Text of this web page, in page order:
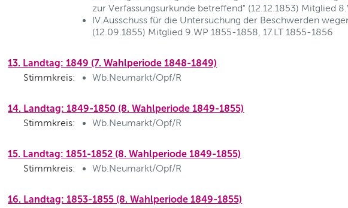
zur Verfassungsurkunde betreffend" (12.12.1853) Mitglied
IV.Ausschuss für die Untersuchung der Beschwerden
(12.09.1855) Mitglied 9.WP 1855-1858, 17.LT 1855-1856
13. Landtag: 1849 (7. Wahlperiode 1848-1849)
Stimmkreis: Wb.Neumarkt/Opf/R
14. Landtag: 1849-1850 (8. Wahlperiode 1849-1855)
Stimmkreis: Wb.Neumarkt/Opf/R
15. Landtag: 1851-1852 (8. Wahlperiode 1849-1855)
Stimmkreis: Wb.Neumarkt/Opf/R
16. Landtag: 1853-1855 (8. Wahlperiode 1849-1855)